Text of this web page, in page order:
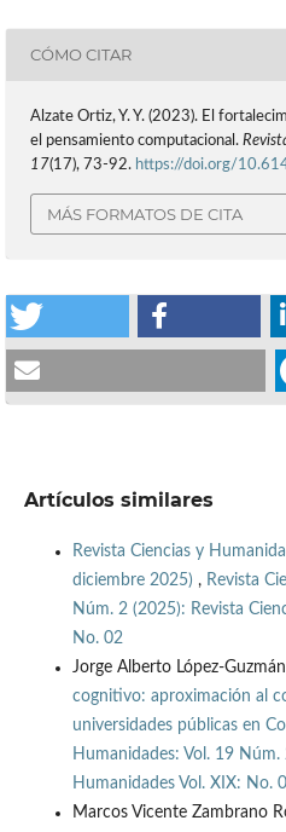
CÓMO CITAR
Alzate Ortiz, Y. Y. (2023). El
el pensamiento computacional.
17(17), 73-92. https://doi.org/
MÁS FORMATOS DE CITA
Artículos similares
Revista Ciencias y
diciembre 2025) , Revista
Núm. 2 (2025): Revista
No. 02
Jorge Alberto López-
cognitivo: aproximación al
universidades públicas en
Humanidades: Vol. 19
Humanidades Vol. XIX: No.
Marcos Vicente Zambrano